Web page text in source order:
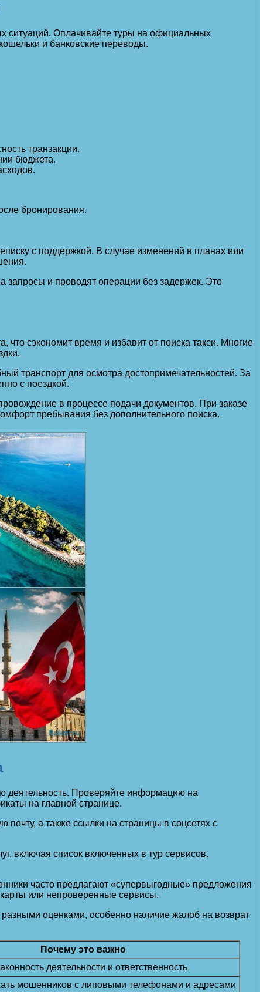
ситуаций. Оплачивайте туры на официальных
и банковские переводы.
транзакции.
бюджета.
бронирования.
с поддержкой. В случае изменений в планах или
и проводят операции без задержек. Это
сэкономит время и избавит от поиска такси. Многие
транспорт для осмотра достопримечательностей. За
с поездкой.
в процессе подачи документов. При заказе
пребывания без дополнительного поиска.
деятельность. Проверяйте информацию на
на главной странице.
а также ссылки на страницы в соцсетях с
включая список включенных в тур сервисов.
часто предлагают «супервыгодные» предложения
или непроверенные сервисы.
оценками, особенно наличие жалоб на возврат
Почему это важно
деятельности и ответственность
мошенников с липовыми телефонами и адресами